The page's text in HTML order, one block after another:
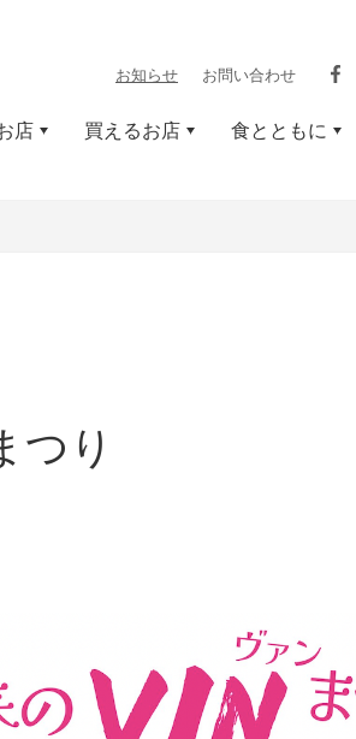
お知らせ お問い合わせ
店 買えるお店 食とともに
つり